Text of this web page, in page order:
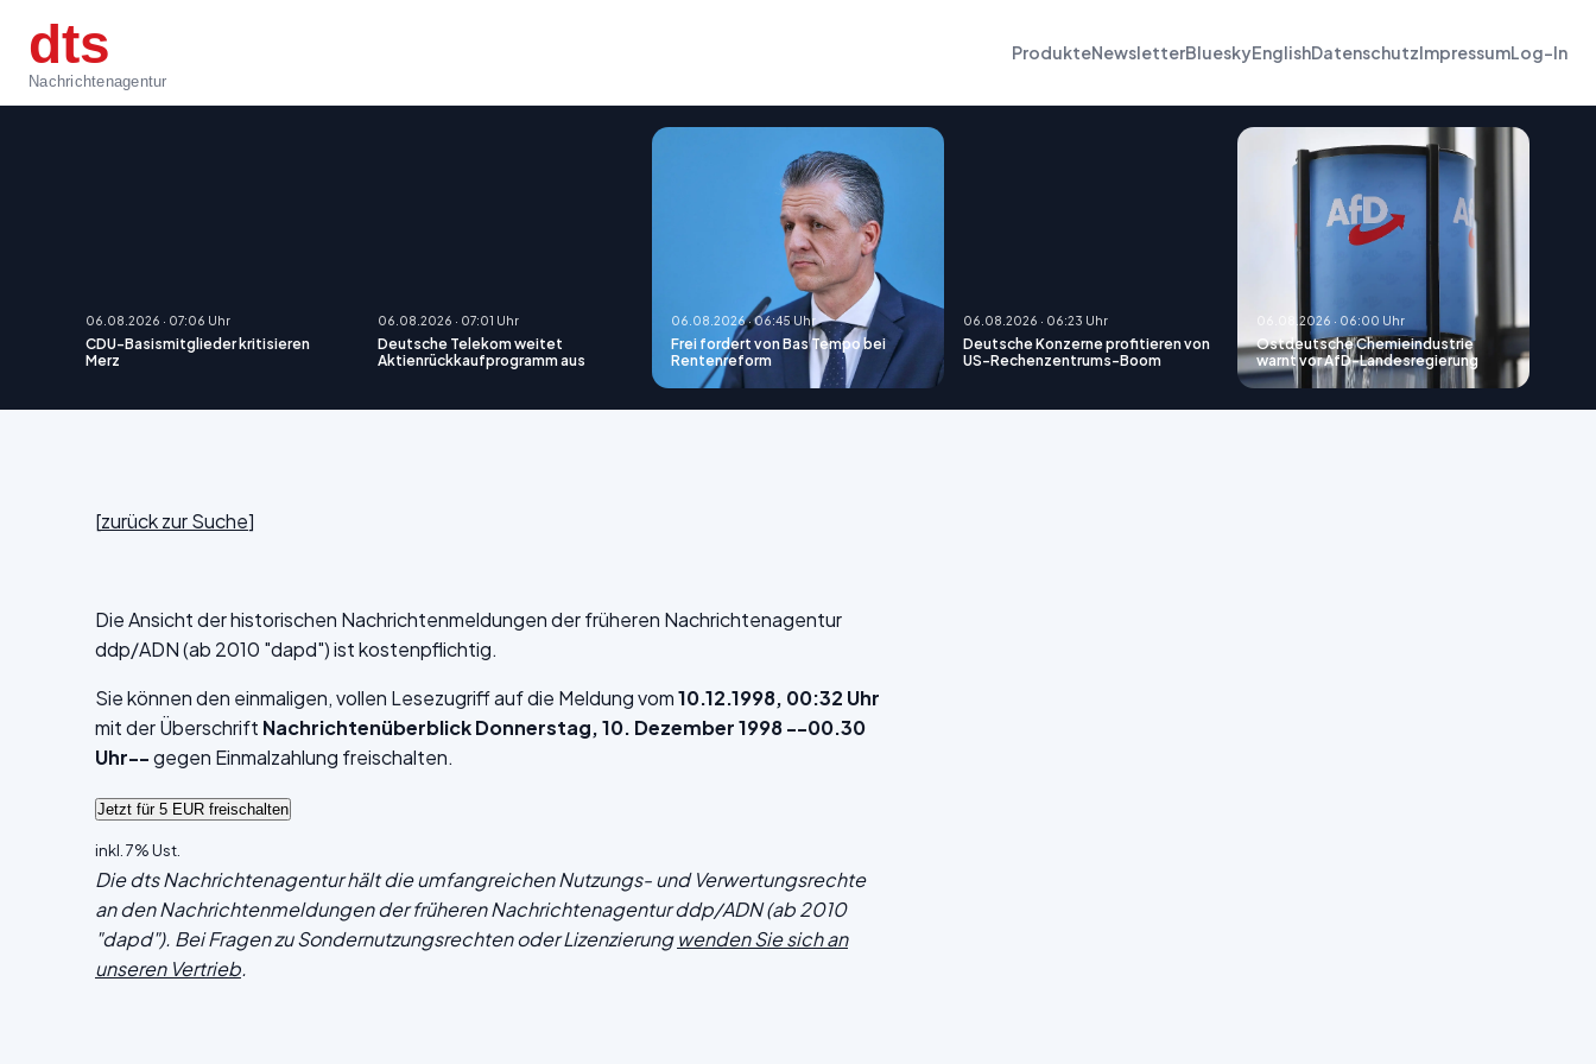
dts
Nachrichtenagentur
ProdukteNewsletterBlueskyEnglishDatenschutzImpressumLog-In
06.08.2026 · 07:06 Uhr
CDU-Basismitglieder kritisieren
Merz
06.08.2026 · 07:01 Uhr
Deutsche Telekom weitet
Aktienrückkaufprogramm aus
06.08.2026 · 06:45 Uhr
Frei fordert von Bas Tempo bei
Rentenreform
06.08.2026 · 06:23 Uhr
Deutsche Konzerne profitieren von
US-Rechenzentrums-Boom
06.08.2026 · 06:00 Uhr
Ostdeutsche Chemieindustrie
warnt vor AfD-Landesregierung
[zurück zur Suche]
Die Ansicht der historischen Nachrichtenmeldungen der früheren Nachrichtenagentur
ddp/ADN (ab 2010 "dapd") ist kostenpflichtig.
Sie können den einmaligen, vollen Lesezugriff auf die Meldung vom10.12.1998, 00:32 Uhr
mit der Überschrift Nachrichtenüberblick Donnerstag, 10. Dezember 1998 --00.30
Uhr--gegen Einmalzahlung freischalten.
inkl. 7% Ust.
Die dts Nachrichtenagentur hält die umfangreichen Nutzungs- und Verwertungsrechte
an den Nachrichtenmeldungen der früheren Nachrichtenagentur ddp/ADN (ab 2010
"dapd"). Bei Fragen zu Sondernutzungsrechten oder Lizenzierungwenden Sie sich an
unseren Vertrieb.